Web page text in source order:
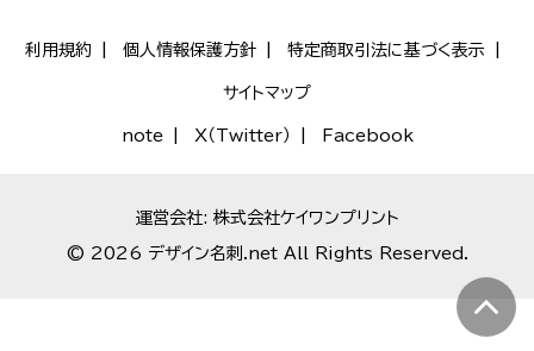
利用規約 個人情報保護方針 特定商取引法に基づく表示
サイトマップ
note X（Twitter） Facebook
運営会社: 株式会社ケイワンプリント
© 2026 デザイン名刺.net All Rights Reserved.